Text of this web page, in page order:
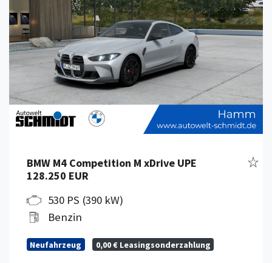
BMW M4 Competition M xDrive UPE
128.250 EUR
530 PS (390 kW)
Benzin
Neufahrzeug 0,00 € Leasingsonderzahlung